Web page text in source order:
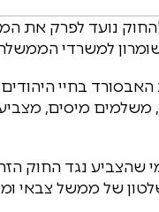
נועד לפרק את
למשרדי
בחיי היהודים
משלמים מיסים,
שהצביע נגד החוק
של ממשל צבאי